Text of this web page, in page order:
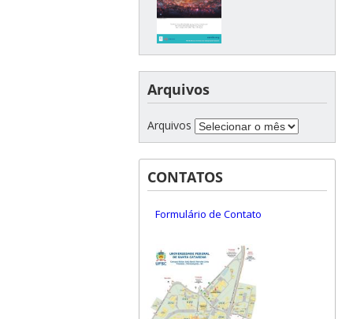
Arquivos
Arquivos
CONTATOS
Formulário de Contato